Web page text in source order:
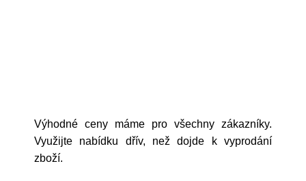
Výhodné ceny máme pro všechny zákazníky.
Využijte nabídku dřív, než dojde k vyprodání
zboží.